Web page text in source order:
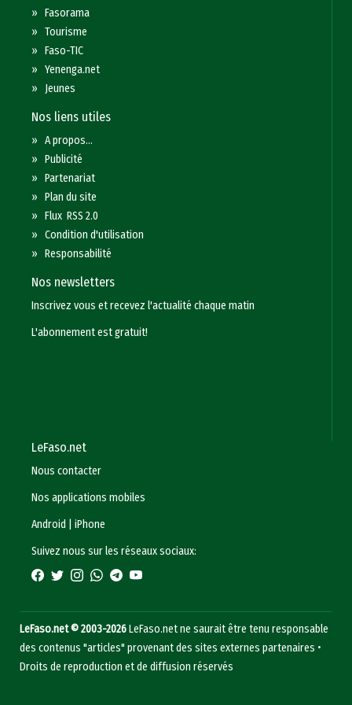
»Fasorama
»Tourisme
»Faso-TIC
»Yenenga.net
» Jeunes
Nos liens utiles
»A propos...
»Publicité
»Partenariat
»Plan du site
»Flux RSS 2.0
»Condition d'utilisation
»Responsabilité
Nos newsletters
Inscrivez vous et recevez l'actualité chaque matin
L'abonnement est gratuit!
LeFaso.net
Nous contacter
Nos applications mobiles
Android
|iPhone
Suivez nous sur les réseaux sociaux:
LeFaso.net © 2003-2026LeFaso.net ne saurait être tenu responsable
des contenus "articles" provenant des sites externes partenaires •
Droits de reproduction et de diffusion réservés